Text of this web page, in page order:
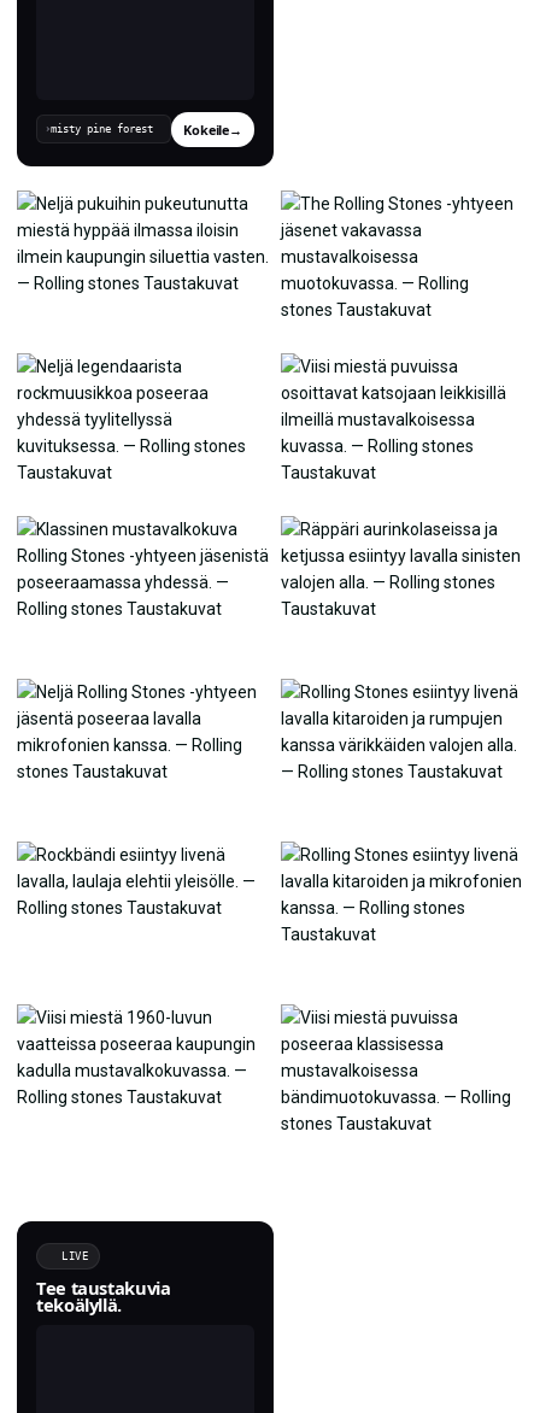
› Kokeile→
LIVE
Tee taustakuvia
tekoälyllä.